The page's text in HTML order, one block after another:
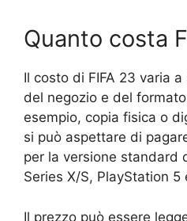
Quanto costa
Il costo di FIFA 23 varia
del negozio e del
esempio, copia fisica o
si può aspettare di
per la versione standard
Series X/S, PlayStation 5
Il prezzo può essere